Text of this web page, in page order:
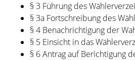
§ 3 Führung des
§ 3a Fortschreibung des
§ 4 Benachrichtigung der
§ 5 Einsicht in das
§ 6 Antrag auf Berichtigung